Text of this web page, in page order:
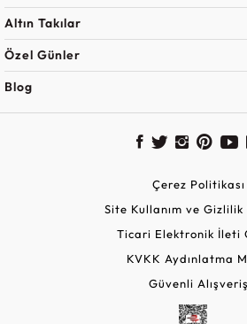
Altın Takılar
Özel Günler
Blog
Çerez Politikası
Site Kullanım ve Gizlilik
Ticari Elektronik İleti
KVKK Aydınlatma
Güvenli Alışveriş